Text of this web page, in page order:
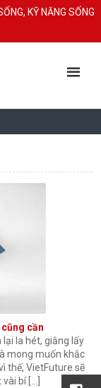
KỸ NĂNG SỐNG
cần
la hét, giằng lấy
mong muốn khắc
thế, VietFuture sẽ
bí […]